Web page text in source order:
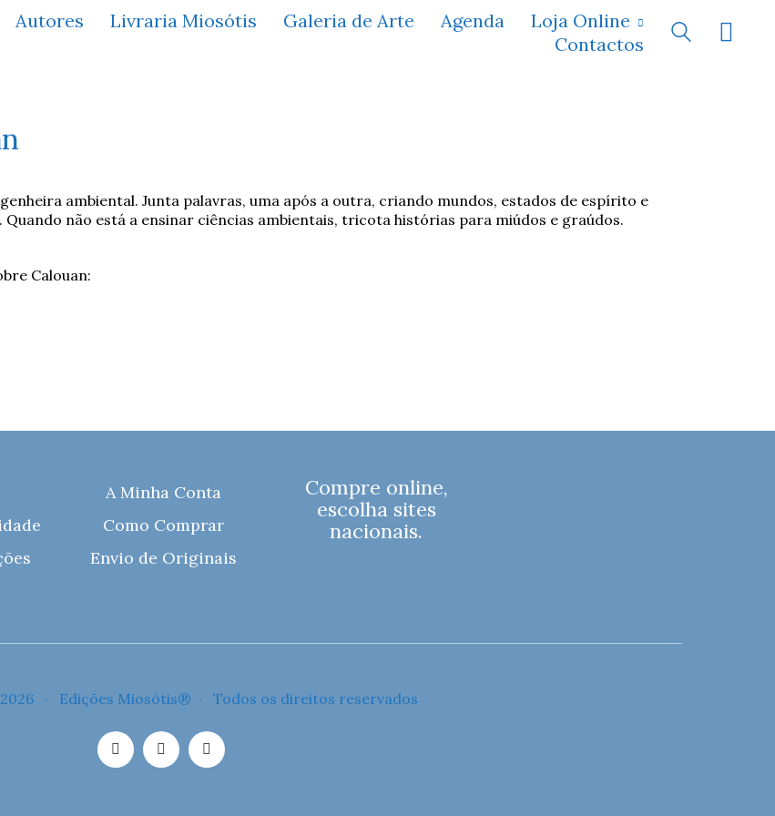
Autores Livraria Miosótis Galeria de Arte Agenda
Loja Online
Contactos
ambiental. Junta palavras, uma após a outra, criando mundos, estados de espírito e
Quando não está a ensinar ciências ambientais, tricota histórias para miúdos e graúdos.
Calouan:
A Minha Conta
Como Comprar
Envio de Originais
Compre online,
escolha sites
nacionais.
· Edições Miosótis® · Todos os direitos reservados